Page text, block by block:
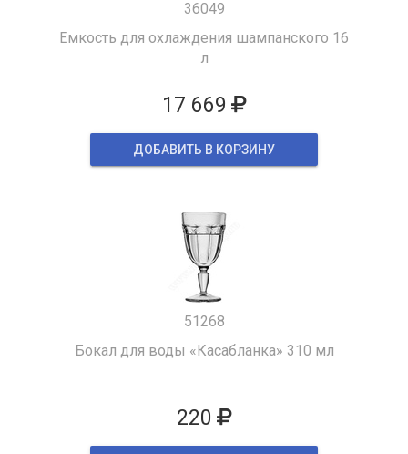
36049
Емкость для охлаждения шампанского 16
л
17 669
ДОБАВИТЬ В КОРЗИНУ
51268
Бокал для воды «Касабланка» 310 мл
220